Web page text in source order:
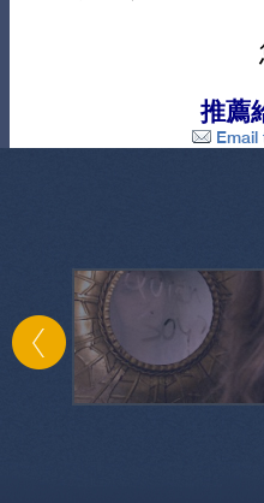
推薦
Email